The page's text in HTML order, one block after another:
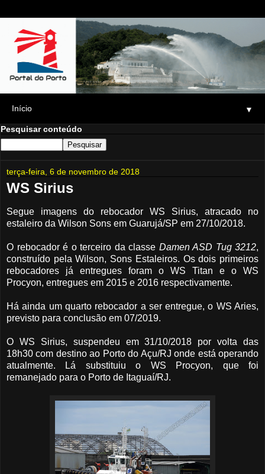
▼
Pesquisar conteúdo
terça-feira, 6 de novembro de 2018
WS Sirius
Segue imagens do rebocador WS Sirius, atracado no
estaleiro da Wilson Sons em Guarujá/SP em 27/10/2018.
O rebocador é o terceiro da classe Damen ASD Tug 3212,
construído pela Wilson, Sons Estaleiros. Os dois primeiros
rebocadores já entregues foram o WS Titan e o WS
Procyon, entregues em 2015 e 2016 respectivamente.
Há ainda um quarto rebocador a ser entregue, o WS Aries,
previsto para conclusão em 07/2019.
O WS Sirius, suspendeu em 31/10/2018 por volta das
18h30 com destino ao Porto do Açu/RJ onde está operando
atualmente. Lá substituiu o WS Procyon, que foi
remanejado para o Porto de Itaguaí/RJ.